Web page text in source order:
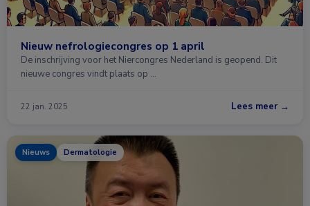
Nieuw nefrologiecongres op 1 april
De inschrijving voor het Niercongres Nederland is geopend. Dit
nieuwe congres vindt plaats op …
22 jan. 2025 Lees meer →
Nieuws Dermatologie